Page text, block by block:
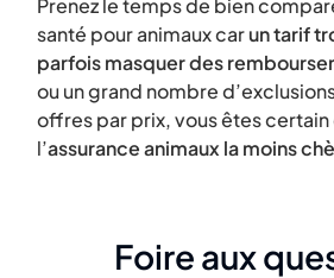
Prenez le temps de bien
santé pour animaux carun tarif
parfois masquer des
ou un grand nombre
offres par prix, vous êtes
l’assurance animaux la moins
Foire aux